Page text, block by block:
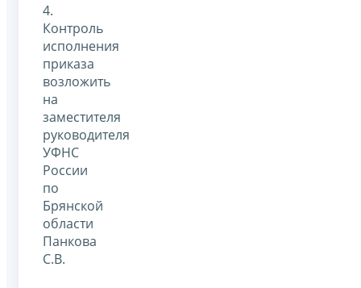
4.
Контроль
исполнения
приказа
возложить
на
заместителя
руководителя
УФНС
России
по
Брянской
области
Панкова
С.В.